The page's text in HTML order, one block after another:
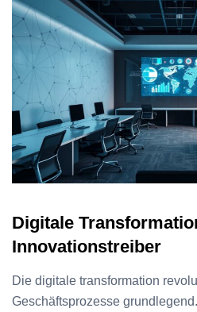
Digitale
Innovationstreiber
Die digitale transformation
Geschäftsprozesse